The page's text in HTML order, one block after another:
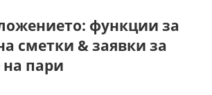
функции за
сметки & заявки за
пари